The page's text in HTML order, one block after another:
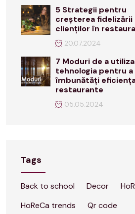
5 Strategii pentru
creșterea fidelizării
clienților în
20.07.2024
7 Moduri de a utiliza
tehnologia pentru a
îmbunătăți
restaurante
05.05.2024
Tags
Back to school Decor
HoReCa trends
Qr code